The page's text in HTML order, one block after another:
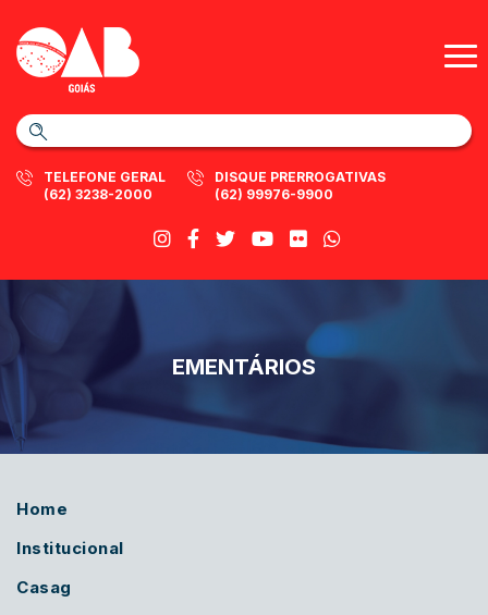
TELEFONE GERAL
(62) 3238-2000
DISQUE PRERROGATIVAS
(62) 99976-9900
EMENTÁRIOS
Home
Institucional
Casag